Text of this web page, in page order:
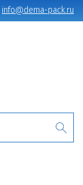
info@dema-pack.ru